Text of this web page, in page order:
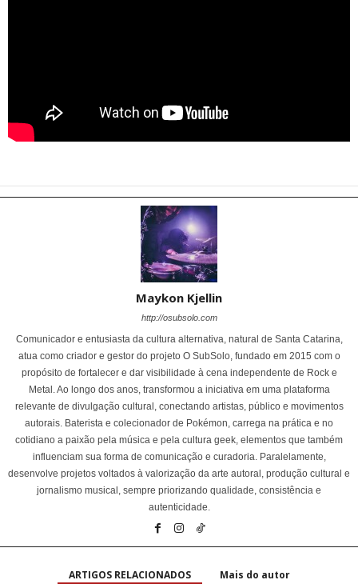
Maykon Kjellin
http://osubsolo.com
Comunicador e entusiasta da cultura alternativa, natural de Santa Catarina,
atua como criador e gestor do projeto O SubSolo, fundado em 2015 com o
propósito de fortalecer e dar visibilidade à cena independente de Rock e
Metal. Ao longo dos anos, transformou a iniciativa em uma plataforma
relevante de divulgação cultural, conectando artistas, público e movimentos
autorais. Baterista e colecionador de Pokémon, carrega na prática e no
cotidiano a paixão pela música e pela cultura geek, elementos que também
influenciam sua forma de comunicação e curadoria. Paralelamente,
desenvolve projetos voltados à valorização da arte autoral, produção cultural e
jornalismo musical, sempre priorizando qualidade, consistência e
autenticidade.
ARTIGOS RELACIONADOS Mais do autor